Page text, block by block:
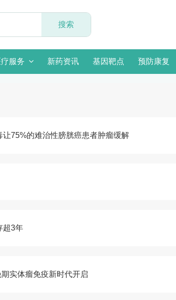
疗服务 新药资讯 基因靶点 预防康复
75%的难治性膀胱癌患者肿瘤缓解
超3年
实体瘤免疫新时代开启